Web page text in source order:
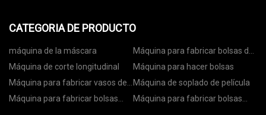
CATEGORIA DE PRODUCTO
máquina de la máscara
Máquina para fabricar bolsas de
papel
Máquina de corte longitudinal
Máquina para hacer bolsas
Máquina para fabricar vasos de
papel
Máquina de soplado de película
Máquina para fabricar bolsas
Máquina para fabricar bolsas